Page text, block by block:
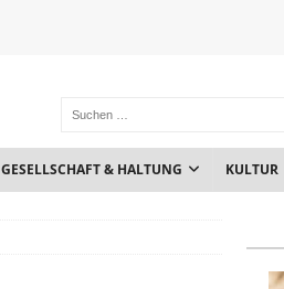
GESELLSCHAFT & HALTUNG KULTUR